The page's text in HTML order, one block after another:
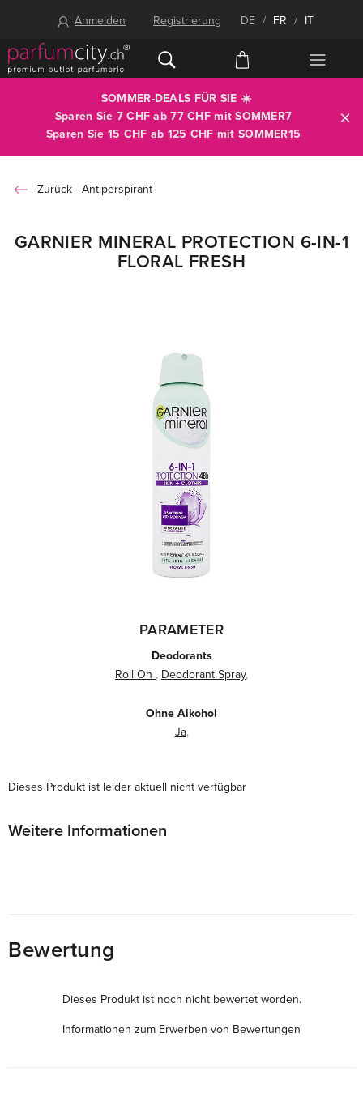
Anmelden Registrierung DE / FR / IT
SOMMER-DEALS FÜR SIE ☀️
Sparen Sie 7 CHF ab 77 CHF mitSOMMER7
Sparen Sie 15 CHF ab 125 CHF mit SOMMER15
Antiperspirant
GARNIER MINERAL PROTECTION 6-IN-1
FLORAL FRESH
PARAMETER
Deodorants
Roll On , Deodorant Spray,
Ohne Alkohol
Ja,
Dieses Produkt ist leider aktuell nicht verfügbar
Weitere Informationen
Bewertung
Dieses Produkt ist noch nicht bewertet worden.
Informationen zum Erwerben von Bewertungen